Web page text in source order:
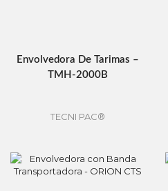
Envolvedora De Tarimas –
TMH-2000B
TECNI PAC®